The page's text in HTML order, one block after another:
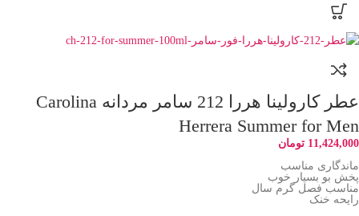
عطر کارولینا هررا 212 سامر مردانه Carolina
Herrera Summer for Men
11,424,000 تومان
ماندگاری مناسب
پخش بو بسیار خوب
مناسب فصل گرم سال
رایحه خنک